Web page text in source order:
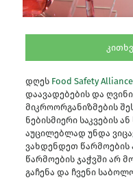
დღეს Food Safety Alliance
დაავადებების და
მიკროორგანიზმების
ნებისმიერი საკვების
აუცილებლად უნდა
ვახდენდეთ წარმოების
წარმოების ჯაჭვში არ
გაჩენა და ჩვენი